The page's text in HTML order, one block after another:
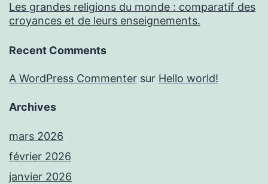
Les grandes religions du monde : comparatif des
croyances et de leurs enseignements.
Recent Comments
A WordPress Commenter sur Hello world!
Archives
mars 2026
février 2026
janvier 2026